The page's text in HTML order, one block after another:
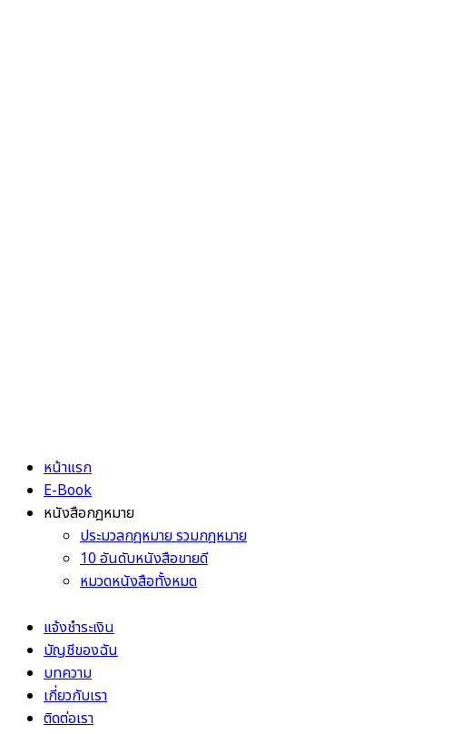
หน้าแรก
E-Book
หนังสือกฎหมาย
ประมวลกฎหมาย รวมกฎหมาย
10 อันดับหนังสือขายดี
หมวดหนังสือทั้งหมด
แจ้งชำระเงิน
บัญชีของฉัน
บทความ
เกี่ยวกับเรา
ติดต่อเรา